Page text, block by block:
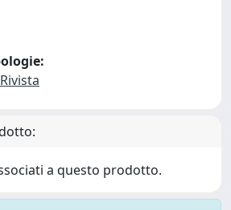
a questo prodotto.